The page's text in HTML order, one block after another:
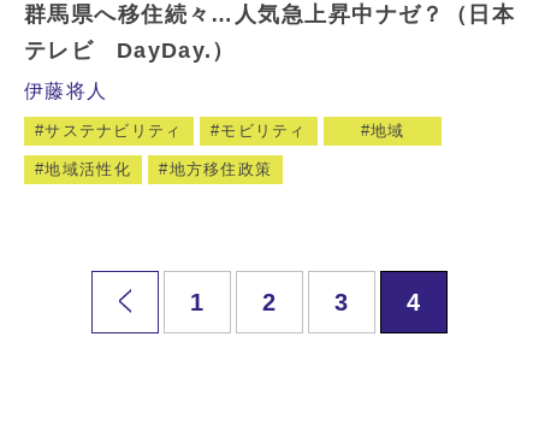
群馬県へ移住続々…人気急上昇中ナゼ？（日本
テレビ DayDay.）
伊藤将人
サステナビリティ モビリティ 地域
地域活性化 地方移住政策
1 2 3 4